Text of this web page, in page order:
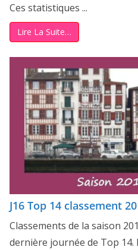
Ces statistiques ...
Lire La Suite…
J16 Top 14 classement
Classements de la saison
dernière journée de Top 14.